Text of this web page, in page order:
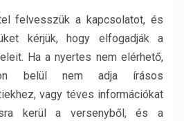
felvesszük a kapcsolatot, és
kérjük, hogy elfogadják a
Ha a nyertes nem elérhető,
belül nem adja írásos
vagy téves információkat
kerül a versenyből, és a